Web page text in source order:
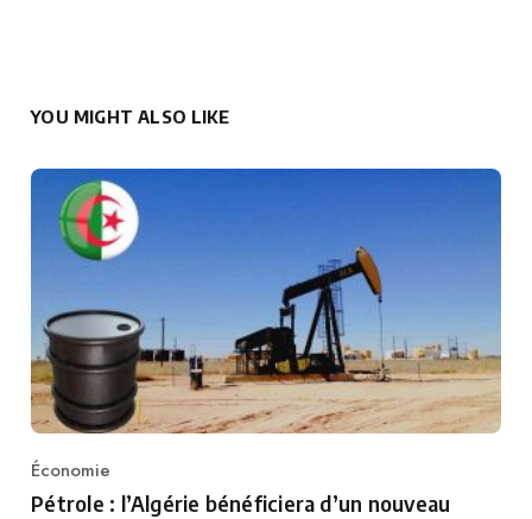
YOU MIGHT ALSO LIKE
Category
Économie
Pétrole : l’Algérie bénéficiera d’un nouveau